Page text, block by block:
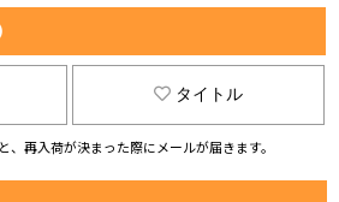
タイトル
再入荷が決まった際にメールが届きます。